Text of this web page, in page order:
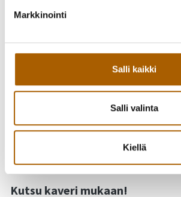
Markkinointi
Salli kaikki
Salli valinta
Kiellä
Juhlavuoden kunniaksi Tyrnävän
nähdään Myllykirjaston 30-vuotisnäyttely.
Holopainen.
Takaisin tapahtumiin
Kutsu kaveri mukaan!